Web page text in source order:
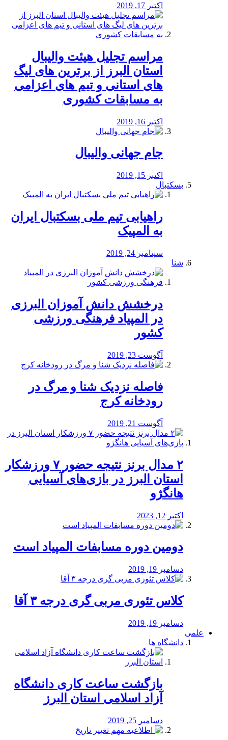
اکتبر 17, 2019
مراسم تجلیل هیئت والیبال
استان البرز از برترین های لیگ
های استانی و تیم های اعزامی
به مسابقات کشوری
اکتبر 16, 2019
جام جهانی والیبال
اکتبر 15, 2019
بسکتبال
راهیابی تیم ملی بسکتبال ایران
به المپیک
سپتامبر 24, 2019
شنا
درخشش دانش آموزان البرزی
در المپیاد فرهنگی ورزشی
کشور
آگوست 23, 2019
️فاصله نزدیک شنا و مرگ در
رودخانه کرج
آگوست 21, 2019
۲ مدال برنز نتیجه حضور ۷ ورزشکار
استان البرز در بازی‌های آسیایی
هانگژو
اکتبر 12, 2023
دومین دوره مسابفات المپیاد است
دسامبر 19, 2019
کلاس تئوری مربی گری درجه ۳ آقا
دسامبر 19, 2019
علمی
دانشگاه ها
بازگشت ساعت کاری دانشگاه
آزاد اسلامی استان البرز
دسامبر 25, 2019